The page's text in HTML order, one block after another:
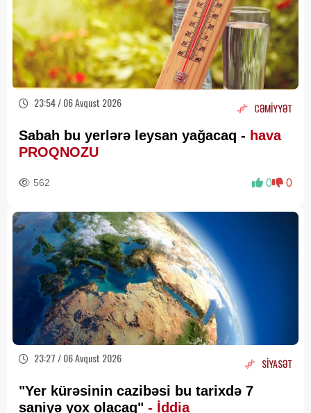
23:54 / 06 Avqust 2026 CƏMİYYƏT
Sabah bu yerlərə leysan yağacaq - hava
PROQNOZU
562 0 0
23:27 / 06 Avqust 2026 SİYASƏT
"Yer kürəsinin cazibəsi bu tarixdə 7
saniyə yox olacaq" - İddia